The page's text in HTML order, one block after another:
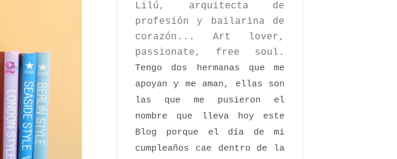
Lilú, arquitecta de
profesión y bailarina de
corazón... Art lover,
passionate, free soul.
Tengo dos hermanas que me
apoyan y me aman, ellas son
las que me pusieron el
nombre que lleva hoy este
Blog porque el día de mi
cumpleaños cae dentro de la